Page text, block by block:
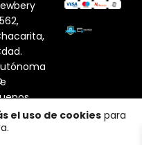
el uso de cookies para